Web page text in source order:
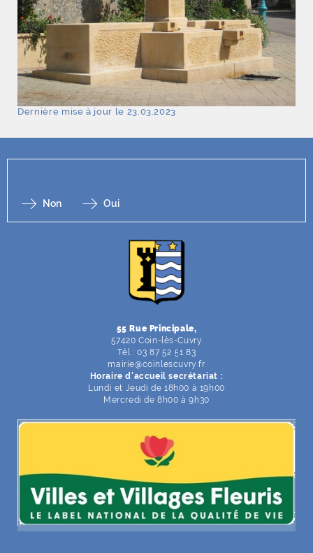
Dernière mise à jour le 23.03.2023
Non Oui
55 Rue Principale,
57420 Coin-lès-Cuvry
Tél : 03 87 52 51 83
mairie@coinlescuvry.fr
Horaire d'accueil secrétariat :
Lundi et Jeudi de 18h00 à 19h00
Mercredi de 8h00 à 9h30